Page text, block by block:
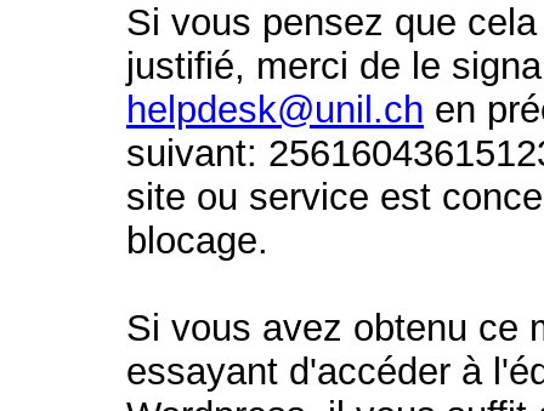
Si vous pensez que
justifié, merci de le
helpdesk@unil.ch en
suivant:
site ou service est
blocage.
Si vous avez obtenu ce
essayant d'accéder à